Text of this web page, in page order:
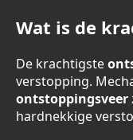
Wat is de
De krachtigste
verstopping.
ontstoppingsveer
hardnekkige